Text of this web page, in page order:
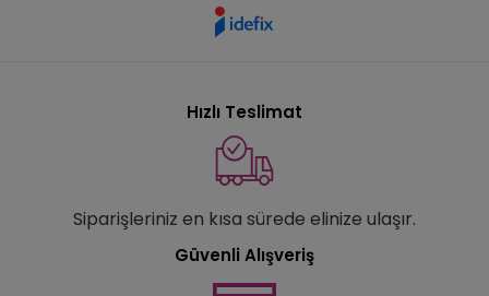
Hızlı Teslimat
Siparişleriniz en kısa sürede elinize ulaşır.
Güvenli Alışveriş